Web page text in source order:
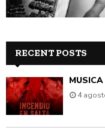
RECENT POSTS
4